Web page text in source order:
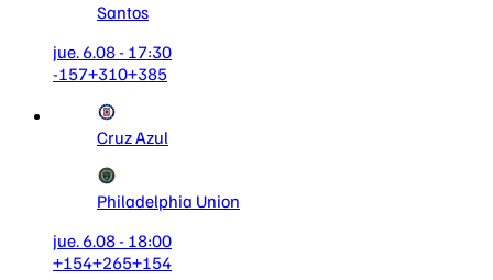
Santos
jue. 6.08 - 17:30
-157+310+385
Cruz Azul
Philadelphia Union
jue. 6.08 - 18:00
+154+265+154